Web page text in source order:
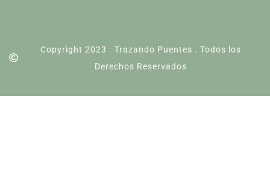
Copyright 2023 . Trazando Puentes . Todos los
Derechos Reservados